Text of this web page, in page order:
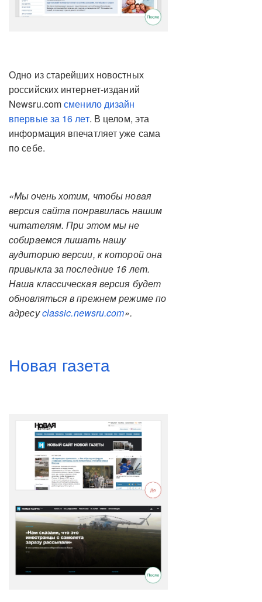
Одно из старейших новостных
российских интернет-изданий
Newsru.comсменило дизайн
впервые за 16 лет. В целом, эта
информация впечатляет уже сама
по себе.
«Мы очень хотим, чтобы новая
версия сайта понравилась нашим
читателям. При этом мы не
собираемся лишать нашу
аудиторию версии, к которой она
привыкла за последние 16 лет.
Наша классическая версия будет
обновляться в прежнем режиме по
адресуclassic.newsru.com».
Новая газета